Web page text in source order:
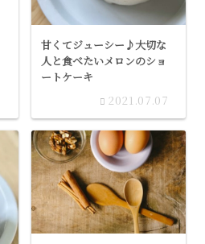
甘くてジューシー♪大切な
人と食べたいメロンのショ
ートケーキ
2021.07.07